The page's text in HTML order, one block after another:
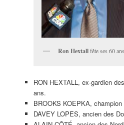
Ron Hextallfête ses 60
RON HEXTALL, ex-gardien
ans.
BROOKS KOEPKA,
DAVEY LOPES, ancien des